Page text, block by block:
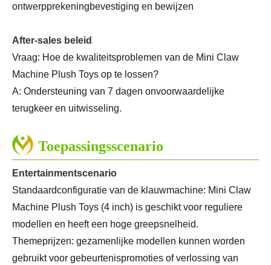
ontwerpprekeningbevestiging en bewijzen
After-sales beleid
Vraag: Hoe de kwaliteitsproblemen van de Mini Claw
Machine Plush Toys op te lossen?
A: Ondersteuning van 7 dagen onvoorwaardelijke
terugkeer en uitwisseling.
Toepassingsscenario
Entertainmentscenario
Standaardconfiguratie van de klauwmachine: Mini Claw
Machine Plush Toys (4 inch) is geschikt voor reguliere
modellen en heeft een hoge greepsnelheid.
Themeprijzen: gezamenlijke modellen kunnen worden
gebruikt voor gebeurtenispromoties of verlossing van